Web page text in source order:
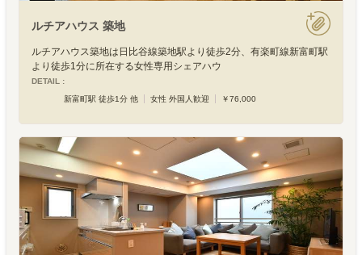
ルチアハウス 築地
ルチアハウス築地は日比谷線築地駅より徒歩2分、有楽町線新富町駅
より徒歩1分に所在する女性専用シェアハウ
DETAIL :
新富町駅 徒歩1分 他
女性 外国人歓迎 ￥76,000